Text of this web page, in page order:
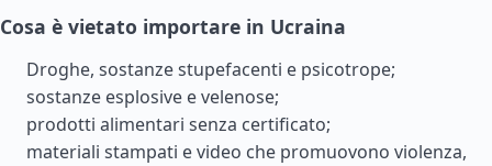
Cosa è vietato importare in Ucraina
Droghe, sostanze stupefacenti e psicotrope;
sostanze esplosive e velenose;
prodotti alimentari senza certificato;
materiali stampati e video che promuovono violenza,